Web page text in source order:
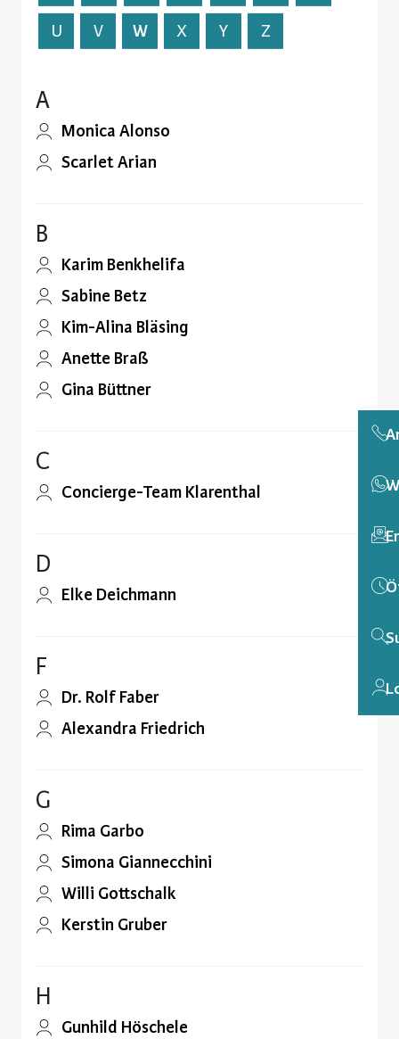
U V W X Y Z
A
Monica Alonso
Scarlet Arian
B
Karim Benkhelifa
Sabine Betz
Kim-Alina Bläsing
Anette Braß
Gina Büttner
C
Concierge-Team Klarenthal
D
Elke Deichmann
F
Dr. Rolf Faber
Alexandra Friedrich
G
Rima Garbo
Simona Giannecchini
Willi Gottschalk
Kerstin Gruber
H
Gunhild Höschele